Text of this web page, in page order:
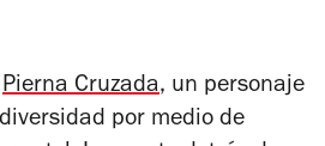
Pierna Cruzada, un personaje
por medio de